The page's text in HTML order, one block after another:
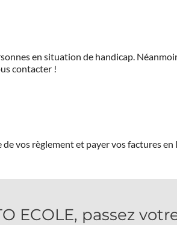
en situation de handicap.
contacter !
vos règlement et payer vos factures en
ECOLE, passez